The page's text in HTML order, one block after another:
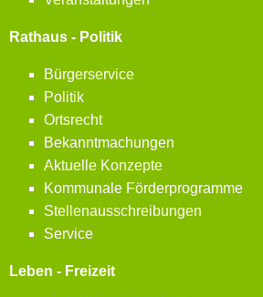
Rathaus - Politik
Bürgerservice
Politik
Ortsrecht
Bekanntmachungen
Aktuelle Konzepte
Kommunale Förderprogramme
Stellenausschreibungen
Service
Leben - Freizeit